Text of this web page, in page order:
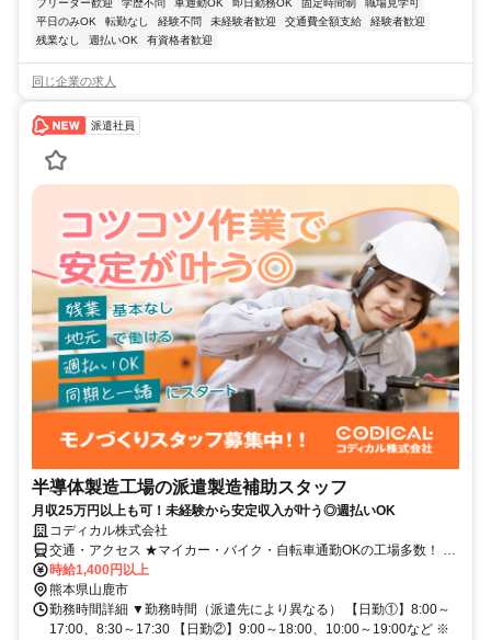
フリーター歓迎
学歴不問 車通勤OK 即日勤務OK 固定時間制
職場見学可
平日のみOK
転勤なし 経験不問 未経験者歓迎 交通費全額支給
経験者歓迎
残業なし
週払いOK 有資格者歓迎
同じ企業の求人
派遣社員
半導体製造工場の派遣製造補助スタッフ
月収25万円以上も可！未経験から安定収入が叶う◎週払いOK
コディカル株式会社
交通・アクセス ★マイカー・バイク・自転車通勤OKの工場多数！ ★
敷地内に駐車場完備でラクラク通勤！
時給1,400円以上
熊本県山鹿市
勤務時間詳細 ▼勤務時間（派遣先により異なる） 【日勤①】8:00～
17:00、8:30～17:30 【日勤②】9:00～18:00、10:00～19:00など ※